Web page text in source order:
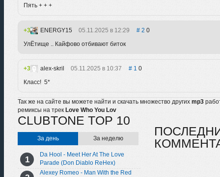
Пять + + +
3 ENERGY15 05.11.2025 в 12:29 2 0
УлЁтище .. Кайфово отбивают биток
3 alex-skril 05.11.2025 в 10:37 10
Класс! 5*
Так же на сайте вы можете найти и скачать множество других mp3
ремиксы на трек Love Who You Lov
CLUBTONE TOP 10
За день За неделю
Da Hool - Meet Her At The Love
Parade (Don Diablo ReHex)
Alexey Romeo - Man With the Red